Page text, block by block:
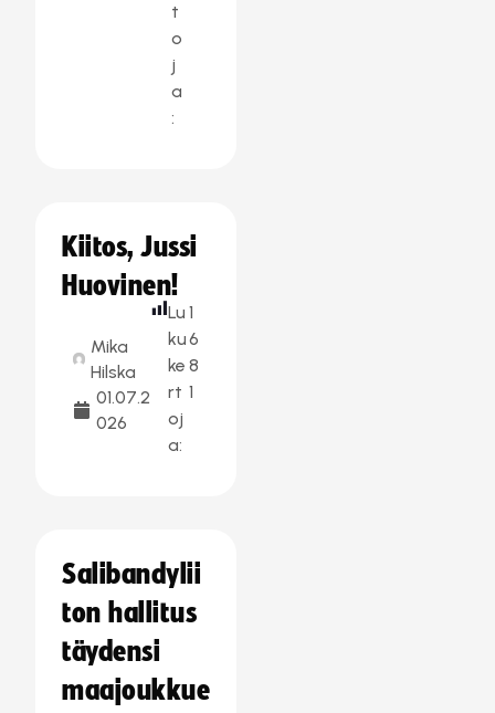
t
o
j
a
:
Kiitos, Jussi
Huovinen!
Mika
Hilska
01.07.2
026
Lu
ku
ke
rt
oj
a:
1
6
8
1
Salibandylii
ton hallitus
täydensi
maajoukkue